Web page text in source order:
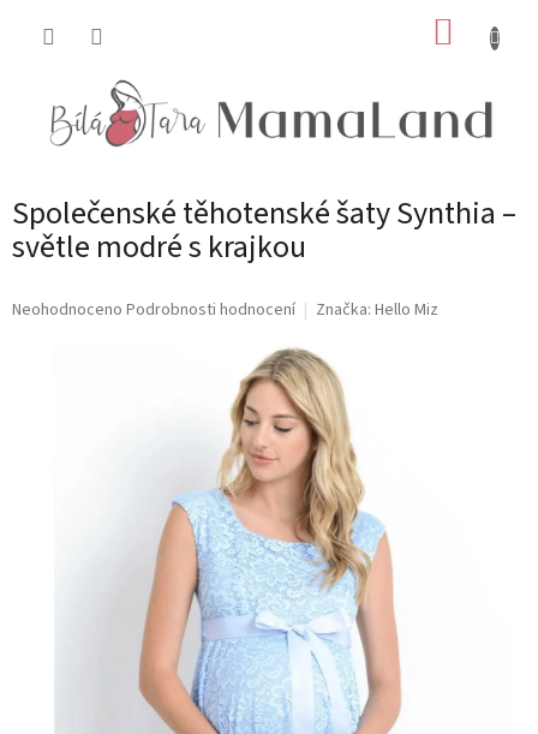
Společenské těhotenské šaty Synthia –
světle modré s krajkou
Průměrné
Neohodnoceno Podrobnosti hodnocení Značka: Hello Miz